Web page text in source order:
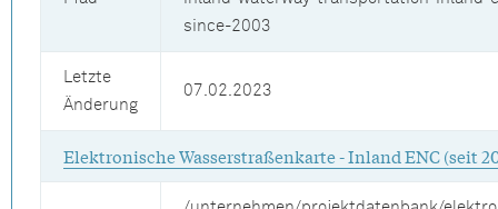
since-2003
Letzte
Änderung
07.02.2023
Elektronische Wasserstraßenkarte - Inland ENC (seit